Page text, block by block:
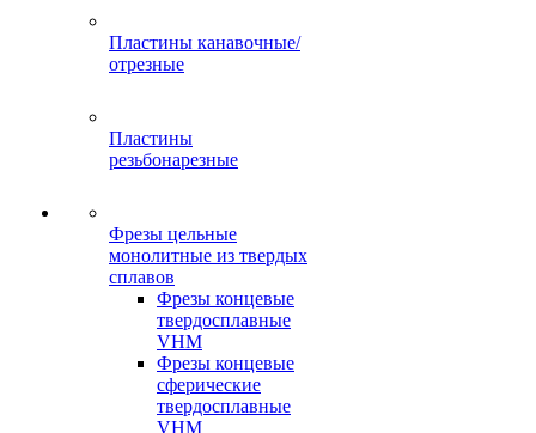
Пластины канавочные/
отрезные
Пластины
резьбонарезные
Фрезы цельные
монолитные из твердых
сплавов
Фрезы концевые
твердосплавные
VHM
Фрезы концевые
сферические
твердосплавные
VHM